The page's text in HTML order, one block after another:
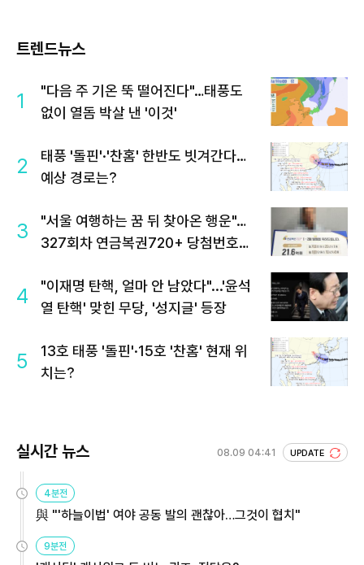
트렌드뉴스
1
"다음 주 기온 뚝 떨어진다"…태풍도
없이 열돔 박살 낸 '이것'
2
태풍 '돌핀'·'찬홈' 한반도 빗겨간다…
예상 경로는?
3
"서울 여행하는 꿈 뒤 찾아온 행운"…
327회차 연금복권720+ 당첨번호조
4
"이재명 탄핵, 얼마 안 남았다"...'윤석
열 탄핵' 맞힌 무당, '성지글' 등장
5
13호 태풍 '돌핀'·15호 '찬홈' 현재 위
치는?
실시간 뉴스 08.09 04:41 UPDATE
4분전
與 "'하늘이법' 여야 공동 발의 괜찮아…그것이 협치"
9분전